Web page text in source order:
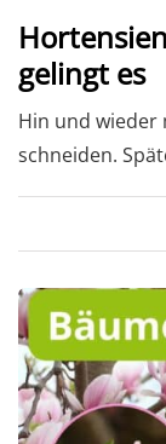
gelingt es
Hin und wieder
schneiden.